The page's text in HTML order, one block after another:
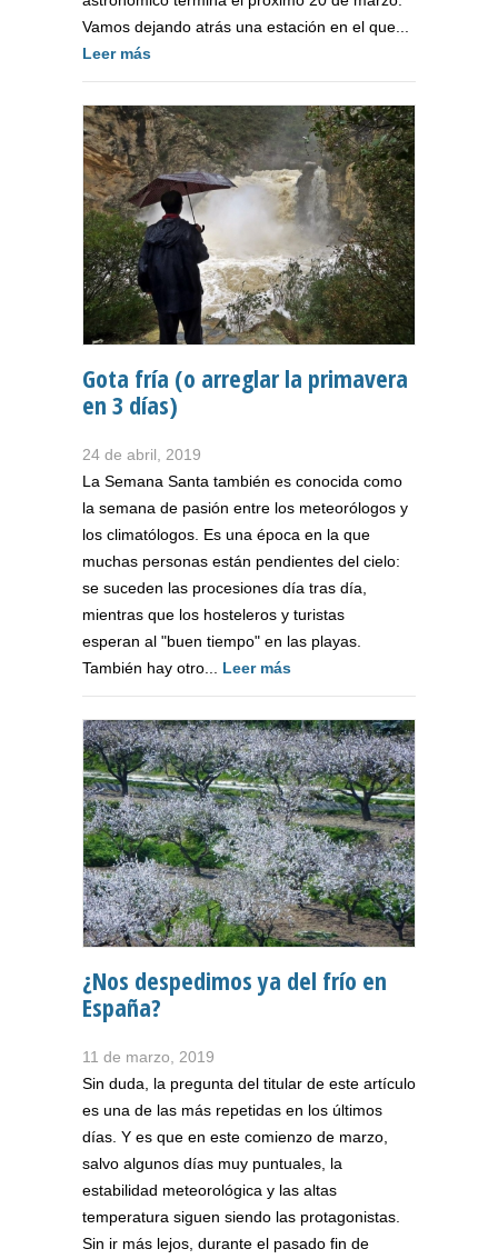
Vamos dejando atrás una estación en el que...
Leer más
Gota fría (o arreglar la primavera
en 3 días)
24 de abril, 2019
La Semana Santa también es conocida como
la semana de pasión entre los meteorólogos y
los climatólogos. Es una época en la que
muchas personas están pendientes del cielo:
se suceden las procesiones día tras día,
mientras que los hosteleros y turistas
esperan al "buen tiempo" en las playas.
También hay otro... Leer más
¿Nos despedimos ya del frío en
España?
11 de marzo, 2019
Sin duda, la pregunta del titular de este artículo
es una de las más repetidas en los últimos
días. Y es que en este comienzo de marzo,
salvo algunos días muy puntuales, la
estabilidad meteorológica y las altas
temperatura siguen siendo las protagonistas.
Sin ir más lejos, durante el pasado fin de